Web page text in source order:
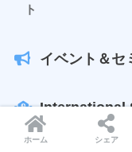
ト
イベント＆セ
International
ホーム シェア